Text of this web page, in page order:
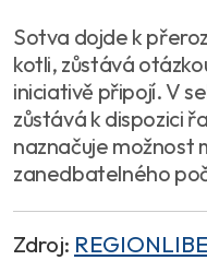
Sotva dojde k
kotli, zůstává
iniciativě připojí. V
zůstává k dispozici
naznačuje možnost
zanedbatelného
Zdroj: